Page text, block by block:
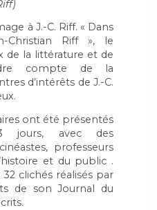
à J.-C. Riff. « Dans
Christian Riff », le
de la littérature et de
compte de la
d’intérêts de J.-C.
ont été présentés
jours, avec des
professeurs
et du public .
clichés réalisés par
de son Journal du